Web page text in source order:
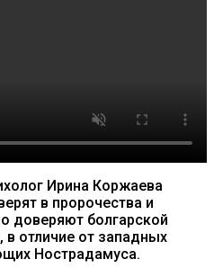
Ирина Коржаева
в пророчества и
доверяют болгарской
в отличие от западных
Нострадамуса.